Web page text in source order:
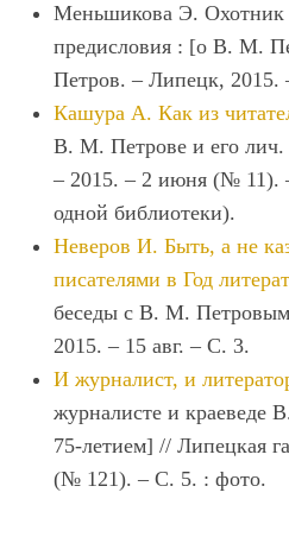
Меньшикова Э. Охотник
предисловия : [о В. М.
Петров. – Липецк, 2015.
Кашура А. Как из
В. М. Петрове и его
– 2015. – 2 июня (№ 11).
одной библиотеки).
Неверов И. Быть, а не
писателями в Год
беседы с В. М.
2015. – 15 авг. – С. 3.
И журналист, и
журналисте и краеведе
75-летием] // Липецкая
(№ 121). – С. 5. : фото.